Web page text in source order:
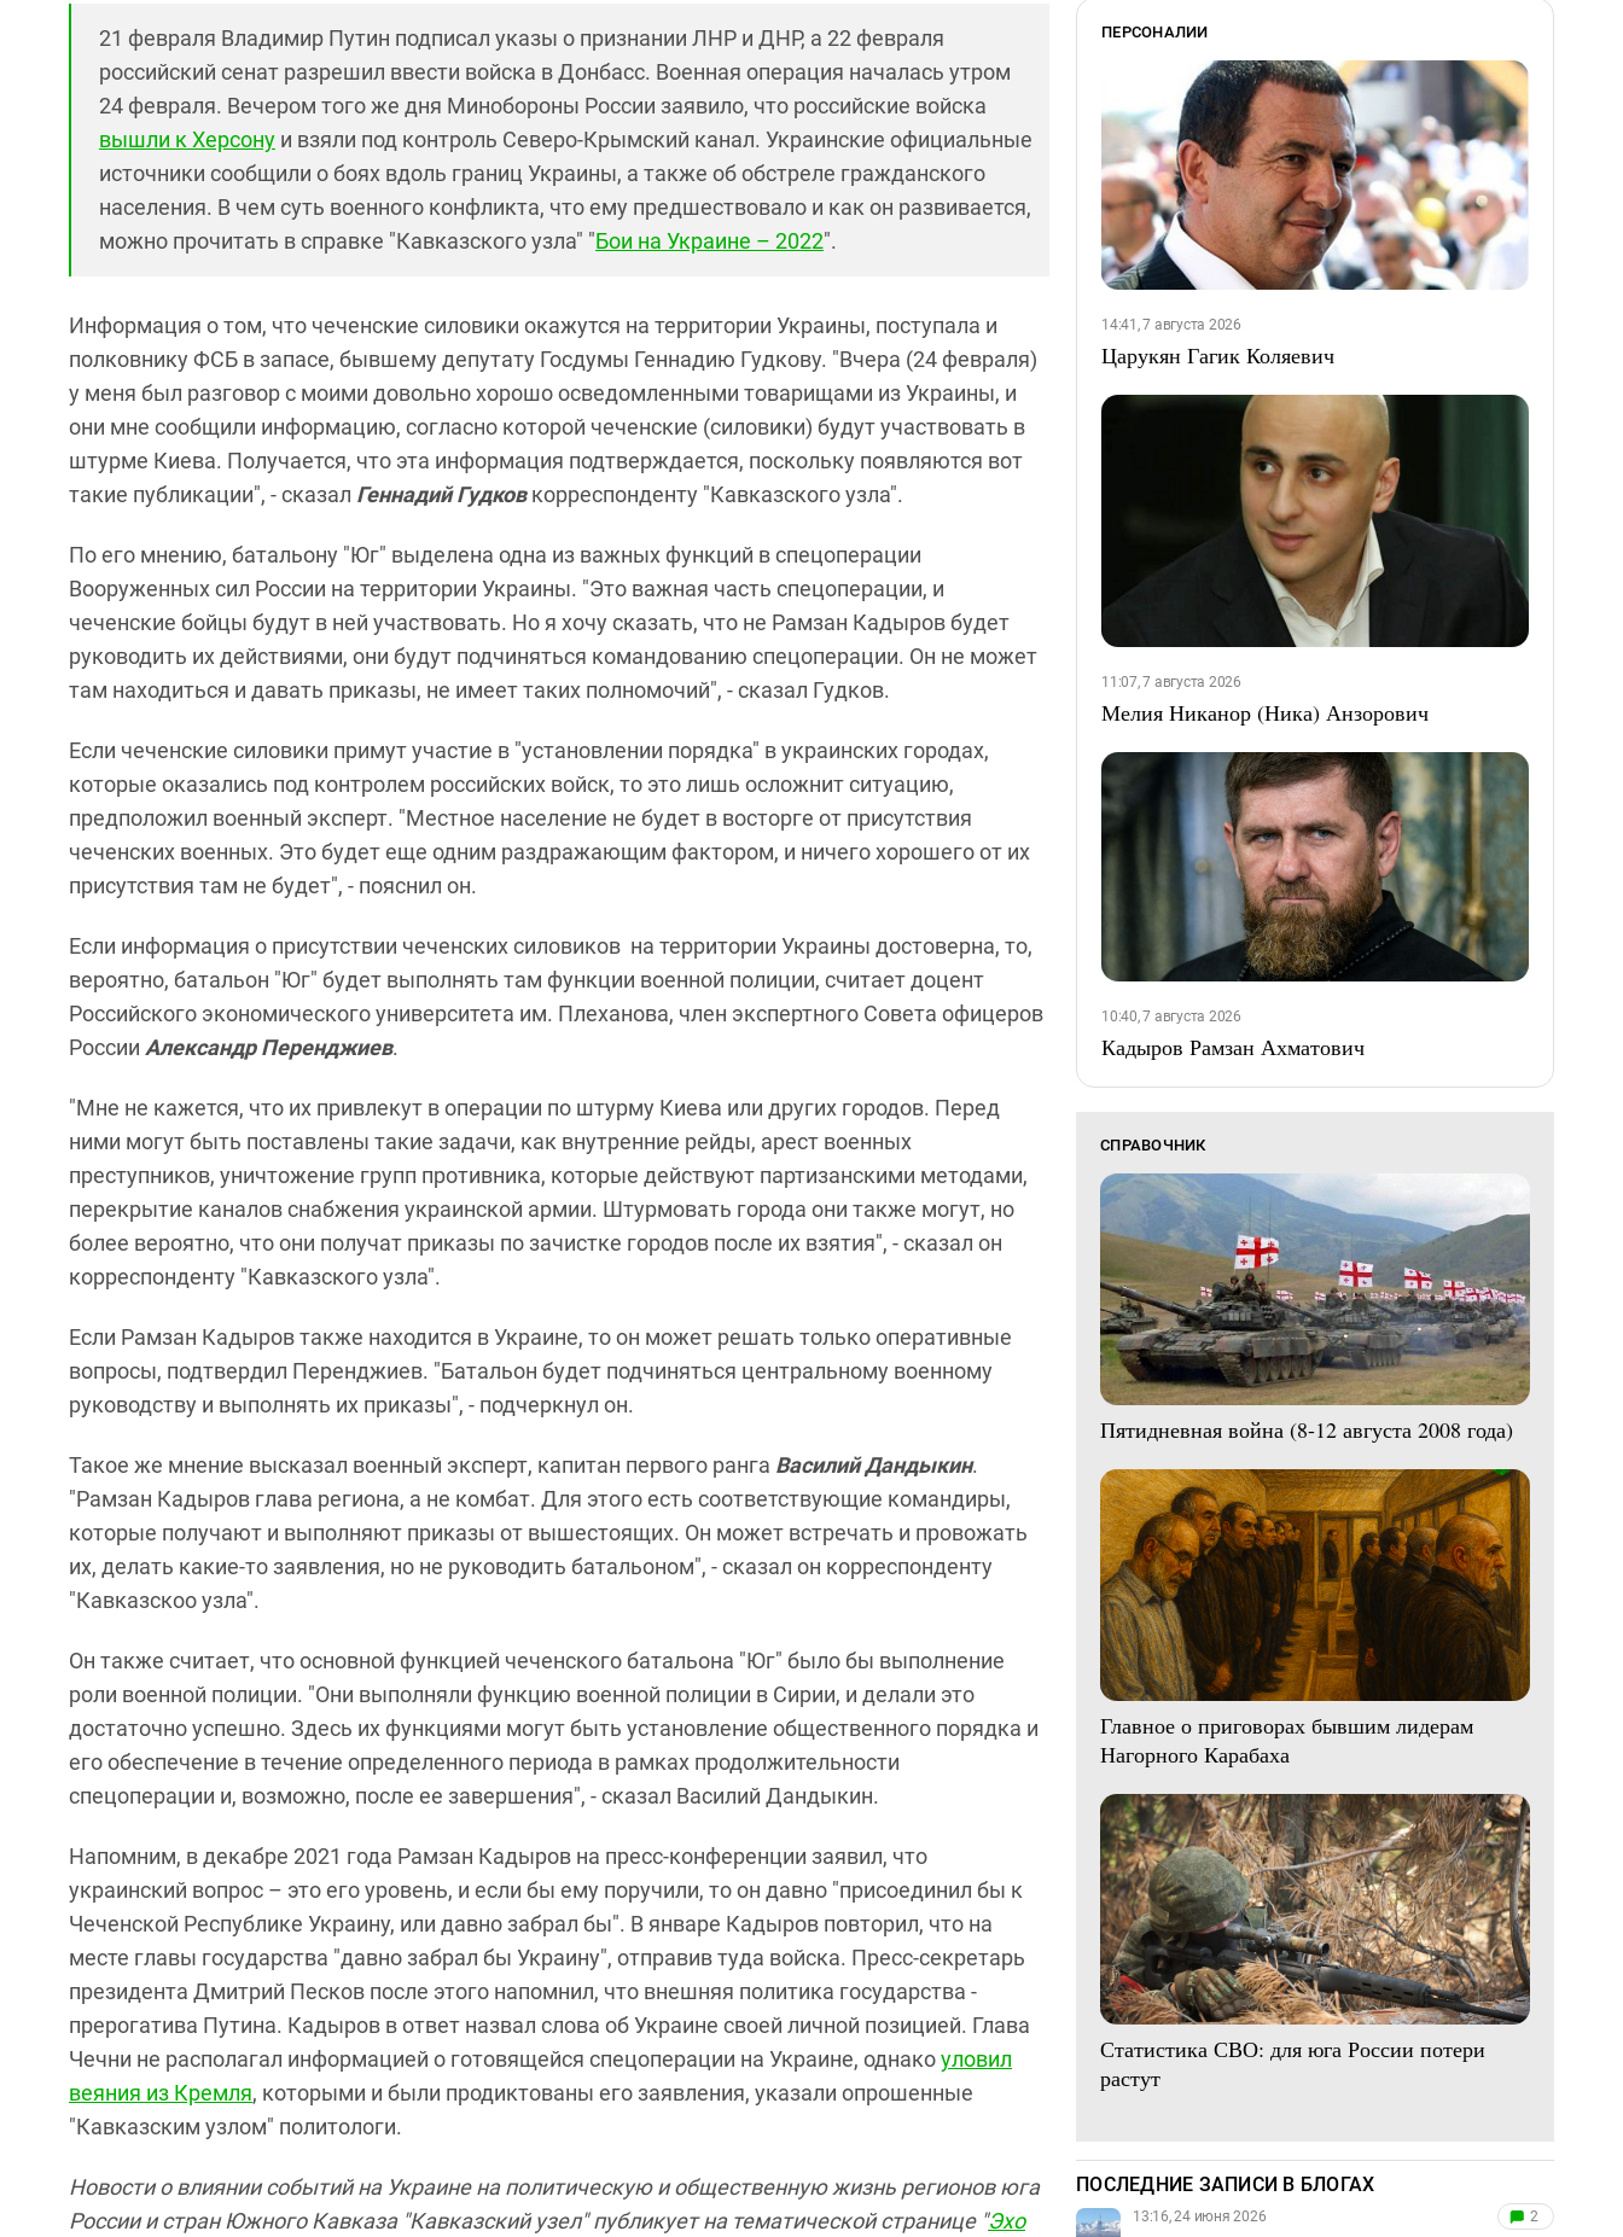
21 февраля Владимир Путин подписал указы о признании ЛНР и ДНР, а 22 февраля
российский сенат разрешил ввести войска в Донбасс. Военная операция началась утром
24 февраля. Вечером того же дня Минобороны России заявило, что российские войска
вышли к Херсону и взяли под контроль Северо-Крымский канал. Украинские официальные
источники сообщили о боях вдоль границ Украины, а также об обстреле гражданского
населения. В чем суть военного конфликта, что ему предшествовало и как он развивается,
можно прочитать в справке "Кавказского узла" "Бои на Украине – 2022".
Информация о том, что чеченские силовики окажутся на территории Украины, поступала и
полковнику ФСБ в запасе, бывшему депутату Госдумы Геннадию Гудкову. "Вчера (24 февраля)
у меня был разговор с моими довольно хорошо осведомленными товарищами из Украины, и
они мне сообщили информацию, согласно которой чеченские (силовики) будут участвовать в
штурме Киева. Получается, что эта информация подтверждается, поскольку появляются вот
такие публикации", - сказал Геннадий Гудковкорреспонденту "Кавказского узла".
По его мнению, батальону "Юг" выделена одна из важных функций в спецоперации
Вооруженных сил России на территории Украины. "Это важная часть спецоперации, и
чеченские бойцы будут в ней участвовать. Но я хочу сказать, что не Рамзан Кадыров будет
руководить их действиями, они будут подчиняться командованию спецоперации. Он не может
там находиться и давать приказы, не имеет таких полномочий", - сказал Гудков.
Если чеченские силовики примут участие в "установлении порядка" в украинских городах,
которые оказались под контролем российских войск, то это лишь осложнит ситуацию,
предположил военный эксперт. "Местное население не будет в восторге от присутствия
чеченских военных. Это будет еще одним раздражающим фактором, и ничего хорошего от их
присутствия там не будет", - пояснил он.
Если информация о присутствии чеченских силовиков на территории Украины достоверна, то,
вероятно, батальон "Юг" будет выполнять там функции военной полиции, считает доцент
Российского экономического университета им. Плеханова, член экспертного Совета офицеров
России Александр Перенджиев.
"Мне не кажется, что их привлекут в операции по штурму Киева или других городов. Перед
ними могут быть поставлены такие задачи, как внутренние рейды, арест военных
преступников, уничтожение групп противника, которые действуют партизанскими методами,
перекрытие каналов снабжения украинской армии. Штурмовать города они также могут, но
более вероятно, что они получат приказы по зачистке городов после их взятия", - сказал он
корреспонденту "Кавказского узла".
Если Рамзан Кадыров также находится в Украине, то он может решать только оперативные
вопросы, подтвердил Перенджиев. "Батальон будет подчиняться центральному военному
руководству и выполнять их приказы", - подчеркнул он.
Такое же мнение высказал военный эксперт, капитан первого ранга Василий Дандыкин.
"Рамзан Кадыров глава региона, а не комбат. Для этого есть соответствующие командиры,
которые получают и выполняют приказы от вышестоящих. Он может встречать и провожать
их, делать какие-то заявления, но не руководить батальоном", - сказал он корреспонденту
"Кавказскоо узла".
Он также считает, что основной функцией чеченского батальона "Юг" было бы выполнение
роли военной полиции. "Они выполняли функцию военной полиции в Сирии, и делали это
достаточно успешно. Здесь их функциями могут быть установление общественного порядка и
его обеспечение в течение определенного периода в рамках продолжительности
спецоперации и, возможно, после ее завершения", - сказал Василий Дандыкин.
Напомним, в декабре 2021 года Рамзан Кадыров на пресс-конференции заявил, что
украинский вопрос – это его уровень, и если бы ему поручили, то он давно "присоединил бы к
Чеченской Республике Украину, или давно забрал бы". В январе Кадыров повторил, что на
месте главы государства "давно забрал бы Украину", отправив туда войска. Пресс-секретарь
президента Дмитрий Песков после этого напомнил, что внешняя политика государства -
прерогатива Путина. Кадыров в ответ назвал слова об Украине своей личной позицией. Глава
Чечни не располагал информацией о готовящейся спецоперации на Украине, однакоуловил
веяния из Кремля, которыми и были продиктованы его заявления, указали опрошенные
"Кавказским узлом" политологи.
Новости о влиянии событий на Украине на политическую и общественную жизнь регионов юга
России и стран Южного Кавказа "Кавказский узел" публикует на тематической странице "Эхо
ПЕРСОНАЛИИ
14:41, 7 августа 2026
Царукян Гагик Коляевич
11:07, 7 августа 2026
Мелия Никанор (Ника) Анзорович
10:40, 7 августа 2026
Кадыров Рамзан Ахматович
СПРАВОЧНИК
Пятидневная война (8-12 августа 2008 года)
Главное о приговорах бывшим лидерам
Нагорного Карабаха
Статистика СВО: для юга России потери
растут
ПОСЛЕДНИЕ ЗАПИСИ В БЛОГАХ
13:16, 24 июня 2026 2